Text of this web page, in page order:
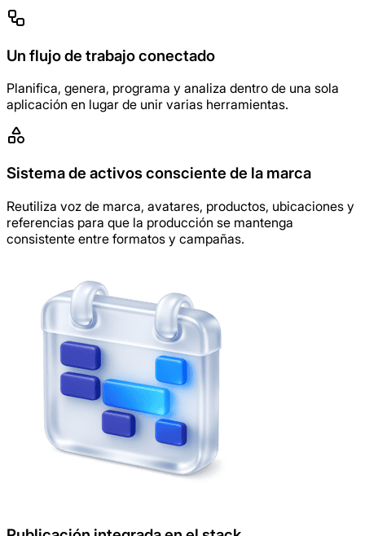
Un flujo de trabajo conectado
Planifica, genera, programa y analiza dentro de una sola
aplicación en lugar de unir varias herramientas.
Sistema de activos consciente de la marca
Reutiliza voz de marca, avatares, productos, ubicaciones y
referencias para que la producción se mantenga
consistente entre formatos y campañas.